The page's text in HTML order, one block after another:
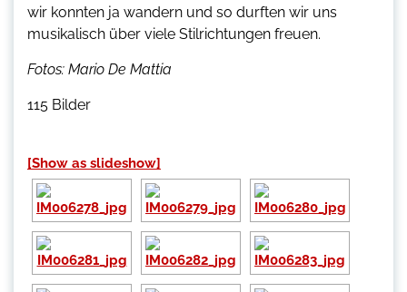
wir konnten ja wandern und so durften wir uns
musikalisch über viele Stilrichtungen freuen.
Fotos: Mario De Mattia
115 Bilder
[Show as slideshow]